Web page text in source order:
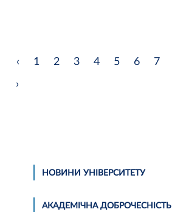
‹ 1 2 3 4 5 6 7
›
НОВИНИ УНІВЕРСИТЕТУ
АКАДЕМІЧНА ДОБРОЧЕСНІСТЬ